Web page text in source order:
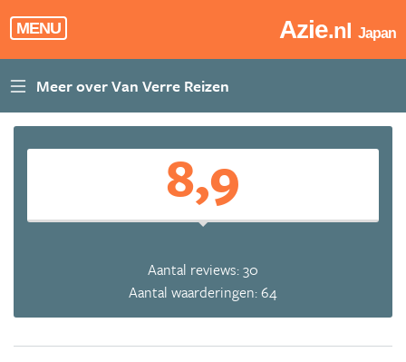
MENU Azie.nl Japan
8,9
Aantal reviews: 30
Aantal waarderingen: 64